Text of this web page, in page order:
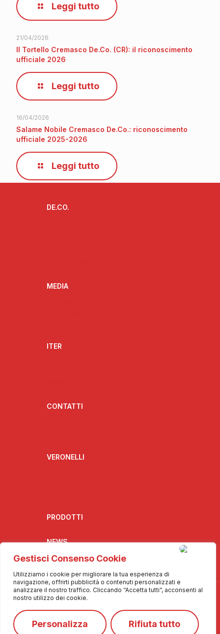
Gestisci Consenso Cookie
Utilizziamo i cookie per migliorare la tua esperienza di
navigazione, offrirti pubblicità o contenuti personalizzati e
analizzare il nostro traffico. Cliccando “Accetta tutti”, acconsenti al
nostro utilizzo dei cookie.
Personalizza Rifiuta tutto
Leggi tutto
21/04/2026
Il Tortello Cremasco De.Co. (CR): il riconoscimento
ufficiale 2026
Leggi tutto
16/04/2026
Salame Nobile Cremasco De.Co.: riconoscimento
ufficiale 2025-2026
Leggi tutto
DE.CO.
MEDIA
ITER
CONTATTI
VERONELLI
PRODOTTI
NEWS
© 2025 Info De.Co. - Tutti i diritti riservati